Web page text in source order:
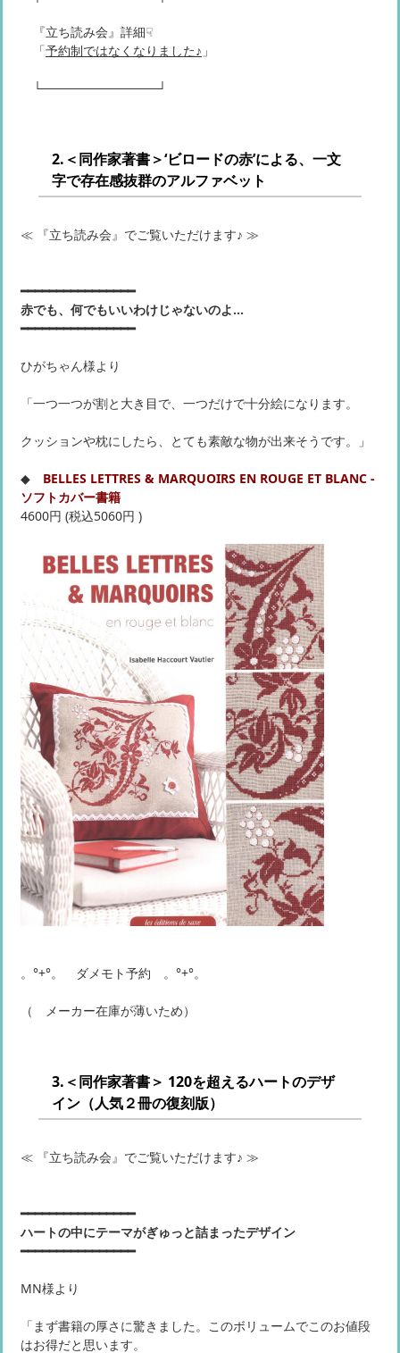
『立ち読み会』詳細☟
「予約制ではなくなりました♪ 」
└─────────────┘
2.＜同作家著書＞‘ビロードの赤’による、一文
字で存在感抜群のアルファベット
≪ 『立ち読み会』でご覧いただけます♪ ≫
━━━━━━━━━━━━━━━━
赤でも、何でもいいわけじゃないのよ...
━━━━━━━━━━━━━━━━
ひがちゃん様より
「一つ一つが割と大き目で、一つだけで十分絵になります。
クッションや枕にしたら、とても素敵な物が出来そうです。」
◆ BELLES LETTRES & MARQUOIRS EN ROUGE ET BLANC -
ソフトカバー書籍
4600円 (税込5060円 )
。°+°。 ダメモト予約 。°+°。
（ メーカー在庫が薄いため）
3.＜同作家著書＞ 120を超えるハートのデザ
イン（人気２冊の復刻版）
≪ 『立ち読み会』でご覧いただけます♪ ≫
━━━━━━━━━━━━━━━━
ハートの中にテーマがぎゅっと詰まったデザイン
━━━━━━━━━━━━━━━━
MN様より
「まず書籍の厚さに驚きました。このボリュームでこのお値段
はお得だと思います。